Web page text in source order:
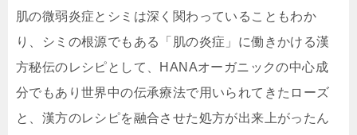
肌の微弱炎症とシミは深く関わっていることもわか
り、
シミの根源でもある「肌の炎症」に働きかける漢
方秘伝のレシピとして、HANAオーガニックの中心成
分でもあり世界中の伝承療法で用いられてきたローズ
と、漢方のレシピを融合させた処方が出来上がったん